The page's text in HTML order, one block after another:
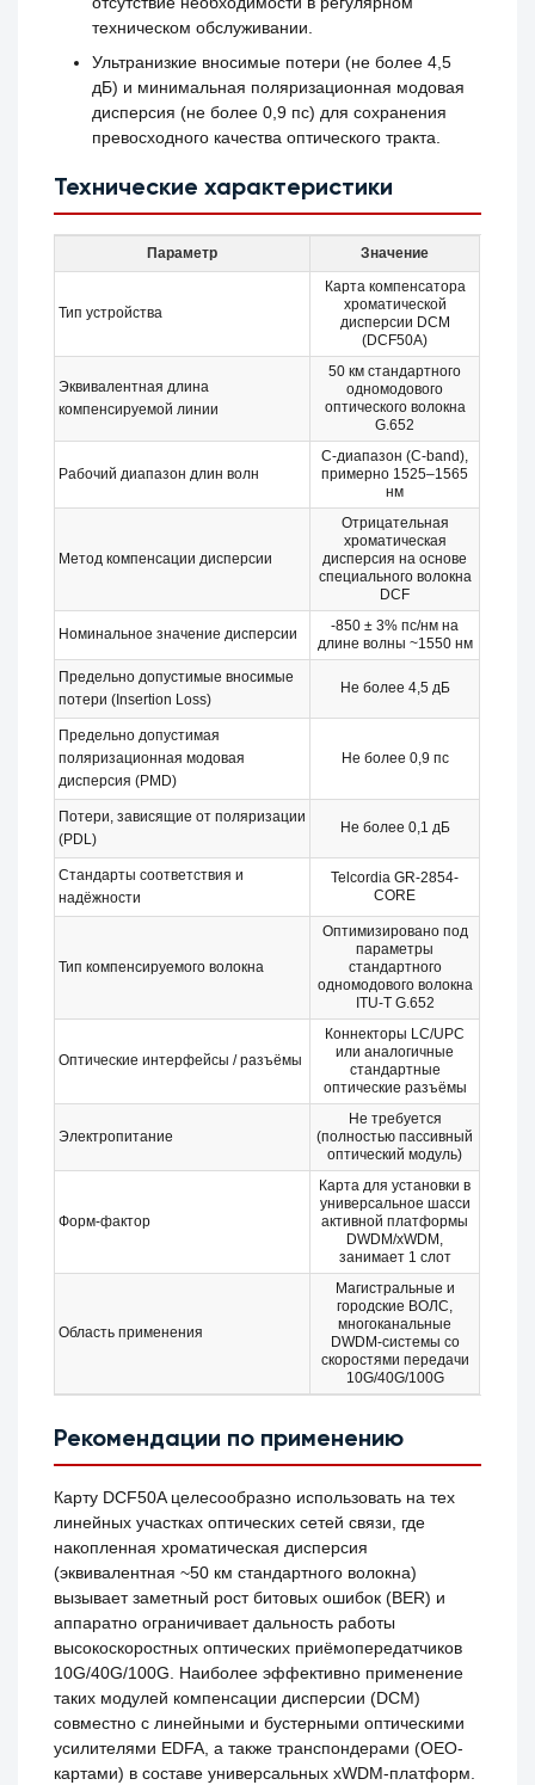
техническом обслуживании.
Ультранизкие вносимые потери (не более 4,5
дБ) и минимальная поляризационная модовая
дисперсия (не более 0,9 пс) для сохранения
превосходного качества оптического тракта.
Технические характеристики
Параметр Значение
Тип устройства
Карта компенсатора
хроматической
дисперсии DCM
(DCF50A)
Эквивалентная длина
компенсируемой линии
50 км стандартного
одномодового
оптического волокна
G.652
Рабочий диапазон длин волн
C-диапазон (C-band),
примерно 1525–1565
нм
Метод компенсации дисперсии
Отрицательная
хроматическая
дисперсия на основе
специального волокна
DCF
Номинальное значение дисперсии
-850 ± 3% пс/нм на
длине волны ~1550 нм
Предельно допустимые вносимые
потери (Insertion Loss)
Не более 4,5 дБ
Предельно допустимая
поляризационная модовая
дисперсия (PMD)
Не более 0,9 пс
Потери, зависящие от поляризации
(PDL)
Не более 0,1 дБ
Стандарты соответствия и
надёжности
Telcordia GR-2854-
CORE
Тип компенсируемого волокна
Оптимизировано под
параметры
стандартного
одномодового волокна
ITU-T G.652
Оптические интерфейсы / разъёмы
Коннекторы LC/UPC
или аналогичные
стандартные
оптические разъёмы
Электропитание
Не требуется
(полностью пассивный
оптический модуль)
Форм-фактор
Карта для установки в
универсальное шасси
активной платформы
DWDM/xWDM,
занимает 1 слот
Область применения
Магистральные и
городские ВОЛС,
многоканальные
DWDM-системы со
скоростями передачи
10G/40G/100G
Рекомендации по применению
Карту DCF50A целесообразно использовать на тех
линейных участках оптических сетей связи, где
накопленная хроматическая дисперсия
(эквивалентная ~50 км стандартного волокна)
вызывает заметный рост битовых ошибок (BER) и
аппаратно ограничивает дальность работы
высокоскоростных оптических приёмопередатчиков
10G/40G/100G. Наиболее эффективно применение
таких модулей компенсации дисперсии (DCM)
совместно с линейными и бустерными оптическими
усилителями EDFA, а также транспондерами (OEO-
картами) в составе универсальных xWDM-платформ.